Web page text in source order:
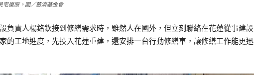
宅復原。圖／慈濟基金會
負責人楊銘欽接到修繕需求時，雖然人在國外，但立刻聯絡在花蓮從事建設
的工地進度，先投入花蓮重建，還安排一台行動修繕車，讓修繕工作能更迅